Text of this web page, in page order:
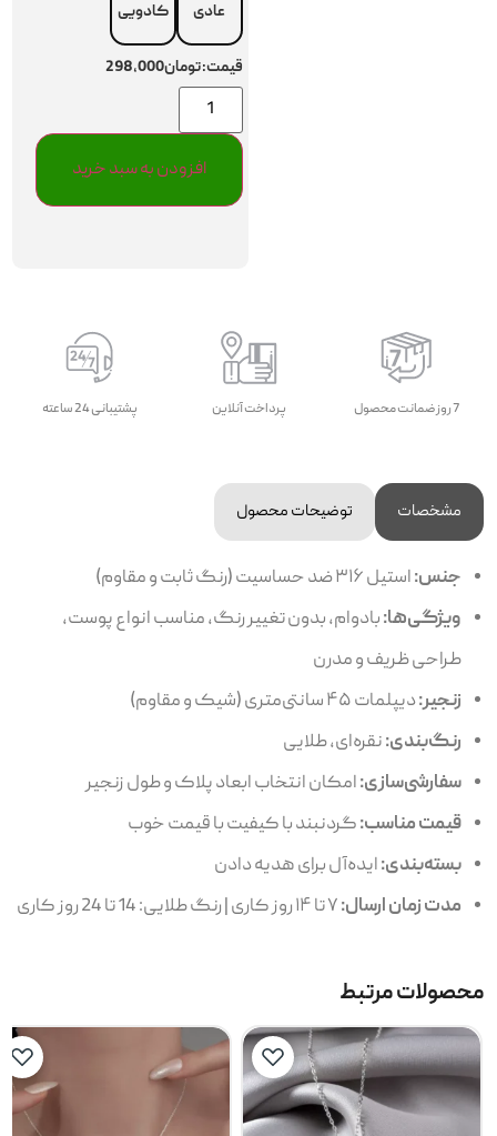
عادی کادویی
قیمت:تومان298,000
افزودن به سبد خرید
7 روز ضمانت محصول پرداخت آنلاین پشتیبانی 24 ساعته
مشخصات توضیحات محصول
جنس:استیل ۳۱۶ ضد حساسیت (رنگ ثابت و مقاوم)
ویژگی‌ها:بادوام، بدون تغییر رنگ، مناسب انواع پوست،
طراحی ظریف و مدرن
زنجیر:دیپلمات ۴۵ سانتی‌متری (شیک و مقاوم)
رنگ‌بندی:نقره‌ای، طلایی
سفارشی‌سازی:امکان انتخاب ابعاد پلاک و طول زنجیر
قیمت مناسب:گردنبند با کیفیت با قیمت خوب
بسته‌بندی:ایده‌آل برای هدیه دادن
مدت زمان ارسال:
محصولات مرتبط